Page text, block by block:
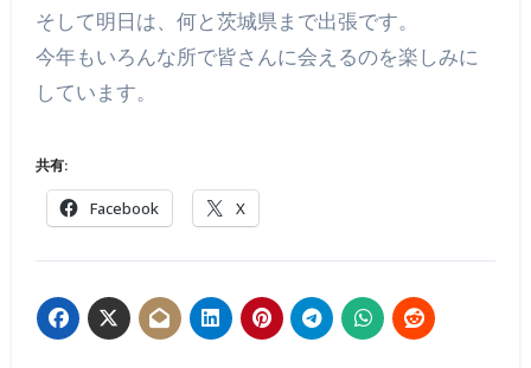
そして明日は、何と茨城県まで出張です。
今年もいろんな所で皆さんに会えるのを楽しみに
しています。
共有:
Facebook X